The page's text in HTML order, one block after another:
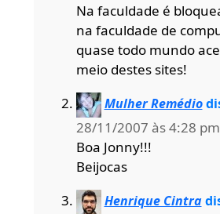
Na faculdade é
na faculdade de
quase todo mundo
meio destes sites!
Mulher Remédio
28/11/2007 às 4:28 pm
Boa Jonny!!!
Beijocas
Henrique Cintra